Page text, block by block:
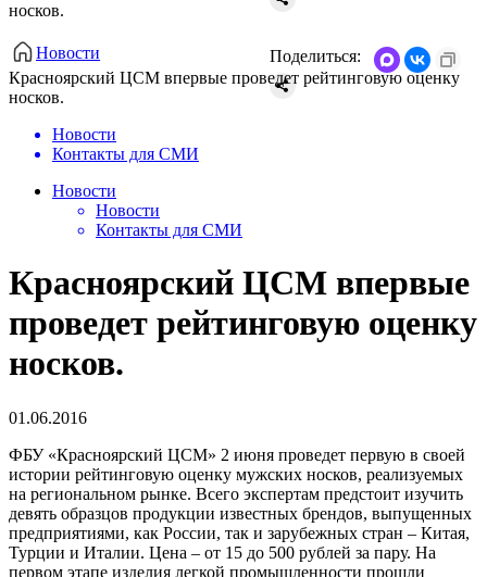
носков.
Новости
Красноярский ЦСМ впервые проведет рейтинговую оценку
носков.
Поделиться:
Новости
Контакты для СМИ
Новости
Новости
Контакты для СМИ
Красноярский ЦСМ впервые
проведет рейтинговую оценку
носков.
01.06.2016
ФБУ «Красноярский ЦСМ» 2 июня проведет первую в своей
истории рейтинговую оценку мужских носков, реализуемых
на региональном рынке. Всего экспертам предстоит изучить
девять образцов продукции известных брендов, выпущенных
предприятиями, как России, так и зарубежных стран – Китая,
Турции и Италии. Цена – от 15 до 500 рублей за пару. На
первом этапе изделия легкой промышленности прошли